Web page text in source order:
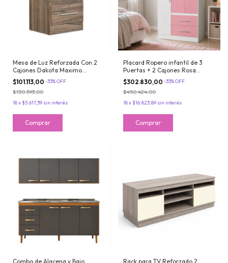
Mesa de Luz Reforzada Con 2
Cajones Dakota Maximo
Fortaleza
$101.113,00 -33%OFF
$150.393,00
18x $5.617,39 sin interés
Placard Ropero infantil de 3
Puertas + 2 Cajones Rosa
Melamina Reforzada Maximo
Fortaleza
$302.830,00 -33%OFF
$450.424,00
18x $16.823,89 sin interés
Combo de Alacena y Bajo Rack para TV Reforzado 2